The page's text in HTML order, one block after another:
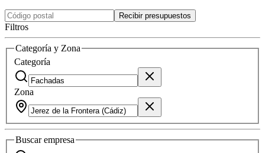
Recibir presupuestos
Filtros
Categoría y Zona
Categoría
Zona
Buscarempresa